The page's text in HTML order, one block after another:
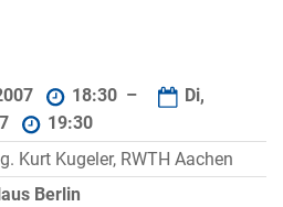
18:30 –
Di,
19:30
Kurt Kugeler, RWTH Aachen
Berlin